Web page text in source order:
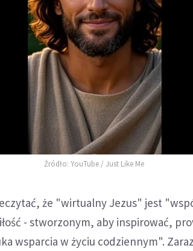
Źródło: YouTube / Just Like Me
że "wirtualny Jezus" jest
- stworzonym, aby inspirować,
wsparcia w życiu codziennym".